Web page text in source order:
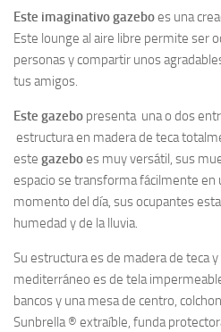
Este imaginativo gazeboes una
Este lounge al aire libre permite ser
personas y compartir unos
tus amigos.
Este gazebo presenta una o dos
estructura en madera de teca
este gazeboes muy versátil, sus
espacio se transforma fácilmente en
momento del día, sus ocupantes
humedad y de la lluvia.
Su estructura es de madera de teca
mediterráneo es de tela
bancos y una mesa de centro,
Sunbrella ® extraíble, funda